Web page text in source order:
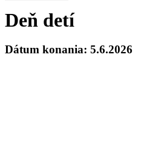
Deň detí
Dátum konania: 5.6.2026